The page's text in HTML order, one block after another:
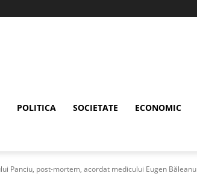
POLITICA SOCIETATE ECONOMIC
Panciu, post-mortem, acordat medicului Eugen Băleanu